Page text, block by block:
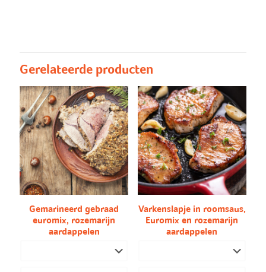
Gerelateerde producten
Gemarineerd gebraad
euromix, rozemarijn
aardappelen
Varkenslapje in roomsaus,
Euromix en rozemarijn
aardappelen